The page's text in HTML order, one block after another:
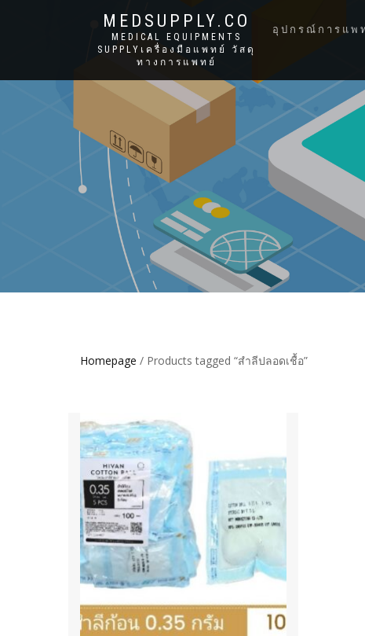
MEDSUPPLY.CO
MEDICAL EQUIPMENTS
SUPPLYเครื่องมือแพทย์ วัสดุ
ทางการแพทย์
อุปกรณ์การแพ
Homepage / Products tagged “สำลีปลอดเชื้อ”